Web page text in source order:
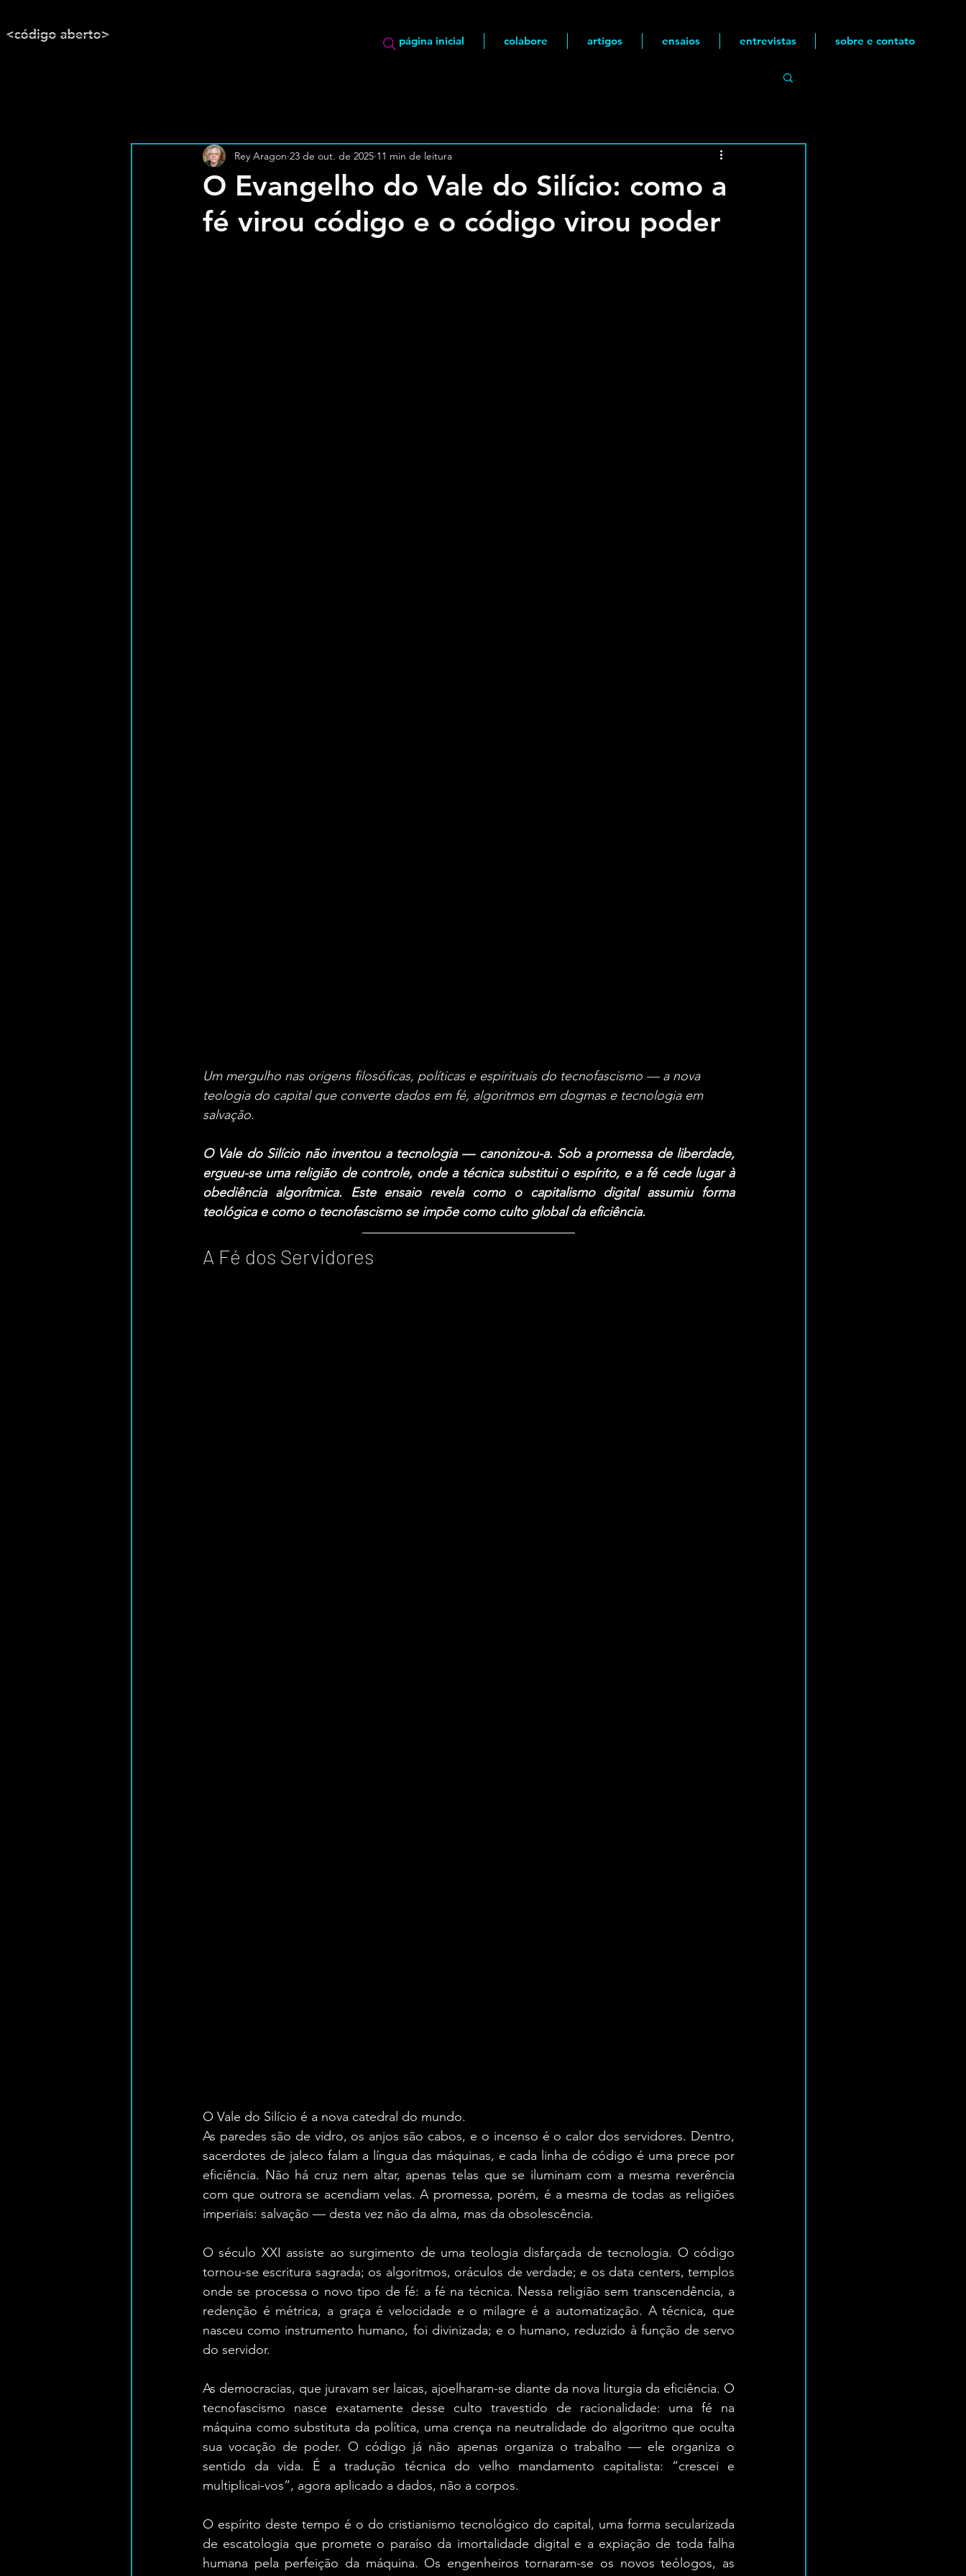
página inicial colabore artigos ensaios entrevistas sobre e contato
O Evangelho do Vale do Silício: como a
fé virou código e o código virou poder
Rey Aragon 23 de out. de 2025 11 min de leitura
Um mergulho nas origens filosóficas, políticas e espirituais do tecnofascismo — a nova
teologia do capital que converte dados em fé, algoritmos em dogmas e tecnologia em
salvação.
O Vale do Silício não inventou a tecnologia — canonizou-a. Sob a promessa de liberdade,
ergueu-se uma religião de controle, onde a técnica substitui o espírito, e a fé cede lugar à
obediência algorítmica. Este ensaio revela como o capitalismo digital assumiu forma
teológica e como o tecnofascismo se impõe como culto global da eficiência.
A Fé dos Servidores
O Vale do Silício é a nova catedral do mundo.
As paredes são de vidro, os anjos são cabos, e o incenso é o calor dos servidores. Dentro,
sacerdotes de jaleco falam a língua das máquinas, e cada linha de código é uma prece por
eficiência. Não há cruz nem altar, apenas telas que se iluminam com a mesma reverência
com que outrora se acendiam velas. A promessa, porém, é a mesma de todas as religiões
imperiais: salvação — desta vez não da alma, mas da obsolescência.
O século XXI assiste ao surgimento de uma teologia disfarçada de tecnologia. O código
tornou-se escritura sagrada; os algoritmos, oráculos de verdade; e os data centers, templos
onde se processa o novo tipo de fé: a fé na técnica. Nessa religião sem transcendência, a
redenção é métrica, a graça é velocidade e o milagre é a automatização. A técnica, que
nasceu como instrumento humano, foi divinizada; e o humano, reduzido à função de servo
do servidor.
As democracias, que juravam ser laicas, ajoelharam-se diante da nova liturgia da eficiência. O
tecnofascismo nasce exatamente desse culto travestido de racionalidade: uma fé na
máquina como substituta da política, uma crença na neutralidade do algoritmo que oculta
sua vocação de poder. O código já não apenas organiza o trabalho — ele organiza o
sentido da vida. É a tradução técnica do velho mandamento capitalista: “crescei e
multiplicai-vos”, agora aplicado a dados, não a corpos.
O espírito deste tempo é o do cristianismo tecnológico do capital, uma forma secularizada
de escatologia que promete o paraíso da imortalidade digital e a expiação de toda falha
humana pela perfeição da máquina. Os engenheiros tornaram-se os novos teólogos, as